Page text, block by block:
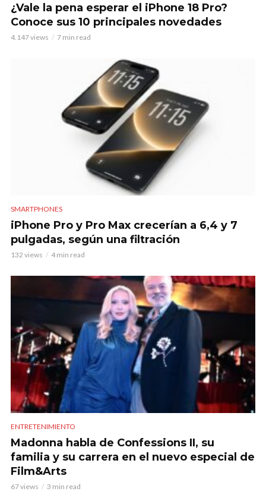
¿Vale la pena esperar el iPhone 18 Pro?
Conoce sus 10 principales novedades
4.147 views 7 min read
SMARTPHONES
iPhone Pro y Pro Max crecerían a 6,4 y 7
pulgadas, según una filtración
132 views 4 min read
ENTRETENIMIENTO
Madonna habla de Confessions II, su
familia y su carrera en el nuevo especial de
Film&Arts
67 views 3 min read